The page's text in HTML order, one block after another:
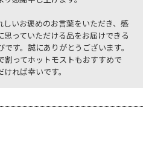
いお褒めのお言葉をいただき、感
っていただける品をお届けできる
す。誠にありがとうございます。
割ってホットモストもおすすめで
れば幸いです。